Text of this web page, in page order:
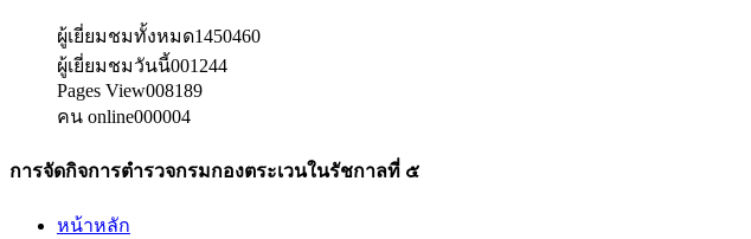
ผู้เยี่ยมชมทั้งหมด1450460
ผู้เยี่ยมชมวันนี้001244
Pages View008189
คน online000004
การจัดกิจการตำรวจกรมกองตระเวนในรัชกาลที่ ๕
หน้าหลัก